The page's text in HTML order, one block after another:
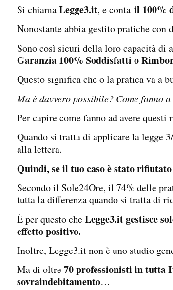
Si chiamaLegge3.it, e conta il 100%
Nonostante abbia gestito pratiche
Sono così sicuri della loro capacità
Garanzia 100% Soddisfatti o
Questo significa che o la pratica va a
Ma è davvero possibile? Come fanno
Per capire come fanno ad avere
Quando si tratta di applicare la legge
alla lettera.
Quindi, se il tuo caso è stato
Secondo il Sole24Ore, il 74% delle
tutta la differenza quando si tratta di
È per questo cheLegge3.it gestisce
effetto positivo.
Inoltre, Legge3.it non è uno studio
Ma di oltre70 professionisti in tutta
sovraindebitamento…